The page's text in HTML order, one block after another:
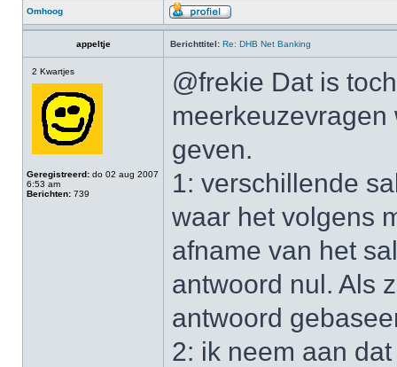
Omhoog
appeltje Berichttitel: Re: DHB Net Banking
2 Kwartjes
Geregistreerd: do 02 aug 2007
6:53 am
Berichten: 739
@frekie Dat is
geven.
1: verschillende
waar het volgens
afname van het
antwoord nul. Als
antwoord
2: ik neem aan